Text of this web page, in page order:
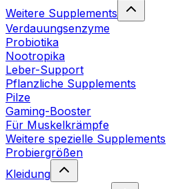
Weitere Supplements
Verdauungsenzyme
Probiotika
Nootropika
Leber-Support
Pflanzliche Supplements
Pilze
Gaming-Booster
Für Muskelkrämpfe
Weitere spezielle Supplements
Probiergrößen
Kleidung